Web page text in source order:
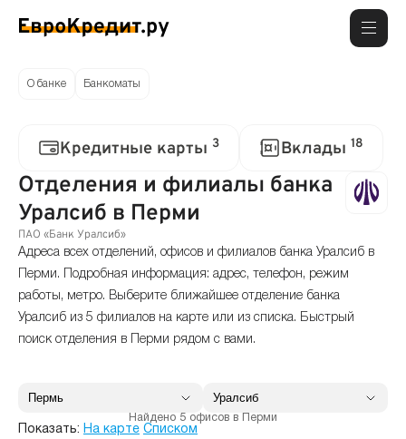
О банке Банкоматы
Кредитные карты 3 Вклады 18
Отделения и филиалы банка
Уралсиб в Перми
ПАО «Банк Уралсиб»
Адреса всех отделений, офисов и филиалов банка Уралсиб в
Перми. Подробная информация: адрес, телефон, режим
работы, метро. Выберите ближайшее отделение банка
Уралсиб из 5 филиалов на карте или из списка. Быстрый
поиск отделения в Перми рядом с вами.
Найдено 5 офисов в Перми
Показать: На карте Списком